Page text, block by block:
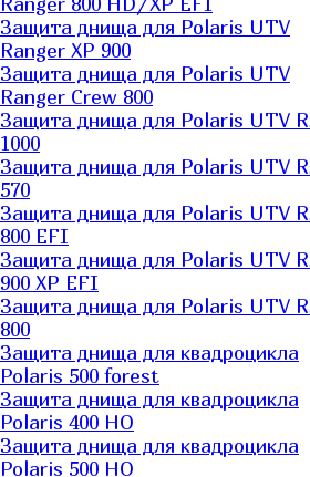
Защита днища для Polaris UTV
Ranger XP 900
Защита днища для Polaris UTV
Ranger Сrew 800
Защита днища для Polaris UTV
1000
Защита днища для Polaris UTV
570
Защита днища для Polaris UTV
800 EFI
Защита днища для Polaris UTV
900 XP EFI
Защита днища для Polaris UTV
800
Защита днища для квадроцикла
Polaris 500 forest
Защита днища для квадроцикла
Polaris 400 HO
Защита днища для квадроцикла
Polaris 500 HO